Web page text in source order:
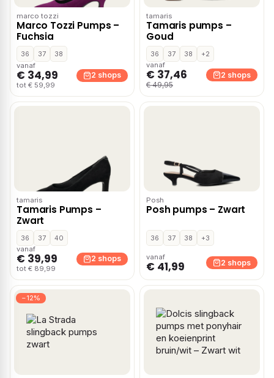
marco tozzi
Marco Tozzi Pumps –
Fuchsia
36 37
38
vanaf
€ 34,99
tot € 59,99
2 shops
tamaris
Tamaris pumps –
Goud
36 37 38
+2
vanaf
€ 37,46
€ 49,95
2 shops
tamaris
Tamaris Pumps –
Zwart
36 37
40
vanaf
€ 39,99
tot € 89,99
2 shops
Posh
Posh pumps – Zwart
36 37 38 +3
vanaf
€ 41,99 2 shops
−12%